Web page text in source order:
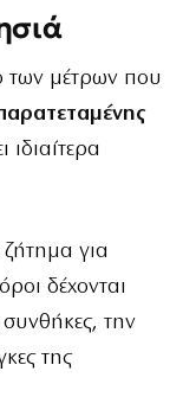
των μέτρων που
ιδιαίτερα
ζήτημα για
δέχονται
συνθήκες, την
της